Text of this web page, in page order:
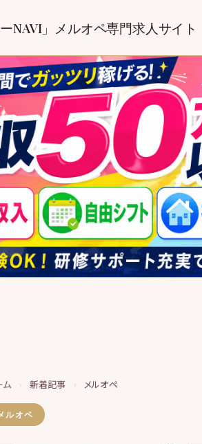
NAVI」メルオペ専門求人サイト
ム › 新着記事 › メルオペ
ルオペ